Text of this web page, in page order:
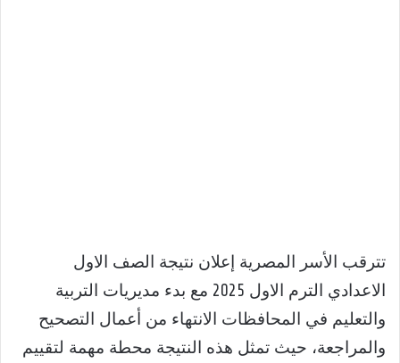
تترقب الأسر المصرية إعلان نتيجة الصف الاول
الاعدادي الترم الاول 2025 مع بدء مديريات التربية
والتعليم في المحافظات الانتهاء من أعمال التصحيح
والمراجعة، حيث تمثل هذه النتيجة محطة مهمة لتقييم